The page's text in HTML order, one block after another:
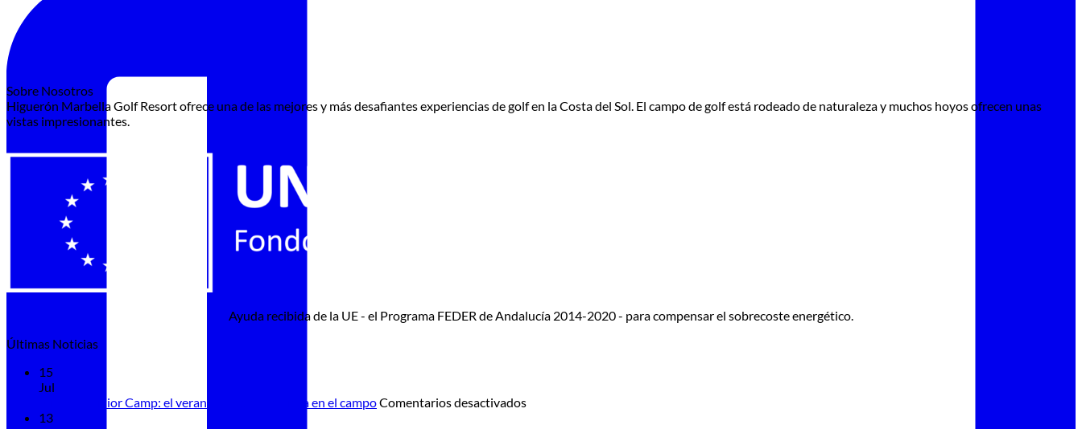
Sobre Nosotros
Higuerón Marbella Golf Resort ofrece una de las mejores y más desafiantes experiencias de golf en la Costa del Sol. El campo de golf está rodeado de naturaleza y muchos hoyos ofrecen unas
vistas impresionantes.
Ayuda recibida de la UE - el Programa FEDER de Andalucía 2014-2020 - para compensar el sobrecoste energético.
Últimas Noticias
15
Jul
Summer Junior Camp: el verano también se juega en el campoComentarios desactivadosen
13